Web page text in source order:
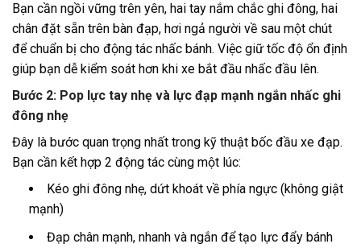
Bạn cần ngồi vững trên yên, hai tay nắm chắc ghi đông, hai
chân đặt sẵn trên bàn đạp, hơi ngả người về sau một chút
để chuẩn bị cho động tác nhấc bánh. Việc giữ tốc độ ổn định
giúp bạn dễ kiểm soát hơn khi xe bắt đầu nhấc đầu lên.
Bước 2: Pop lực tay nhẹ và lực đạp mạnh ngắn nhấc ghi
đông nhẹ
Đây là bước quan trọng nhất trong kỹ thuật bốc đầu xe đạp.
Bạn cần kết hợp 2 động tác cùng một lúc:
Kéo ghi đông nhẹ, dứt khoát về phía ngực (không giật
mạnh)
Đạp chân mạnh, nhanh và ngắn để tạo lực đẩy bánh